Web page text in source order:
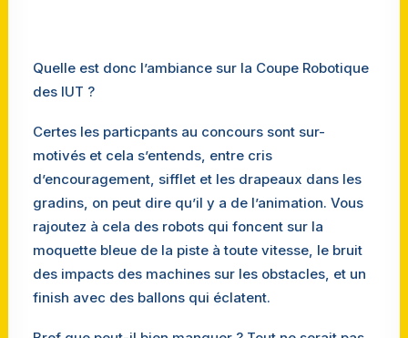
Quelle est donc l’ambiance sur la Coupe Robotique
des IUT ?
Certes les particpants au concours sont sur-
motivés et cela s’entends, entre cris
d’encouragement, sifflet et les drapeaux dans les
gradins, on peut dire qu’il y a de l’animation. Vous
rajoutez à cela des robots qui foncent sur la
moquette bleue de la piste à toute vitesse, le bruit
des impacts des machines sur les obstacles, et un
finish avec des ballons qui éclatent.